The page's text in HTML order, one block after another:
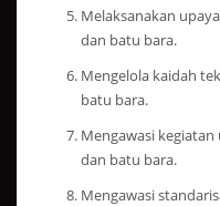
Melaksanakan
dan batu bara.
Mengelola kaidah
batu bara.
Mengawasi
dan batu bara.
Mengawasi